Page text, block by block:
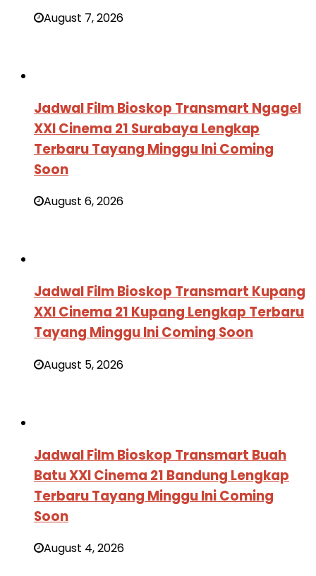
August 7, 2026
Jadwal Film Bioskop Transmart Ngagel
XXI Cinema 21 Surabaya Lengkap
Terbaru Tayang Minggu Ini Coming
Soon
August 6, 2026
Jadwal Film Bioskop Transmart Kupang
XXI Cinema 21 Kupang Lengkap Terbaru
Tayang Minggu Ini Coming Soon
August 5, 2026
Jadwal Film Bioskop Transmart Buah
Batu XXI Cinema 21 Bandung Lengkap
Terbaru Tayang Minggu Ini Coming
Soon
August 4, 2026